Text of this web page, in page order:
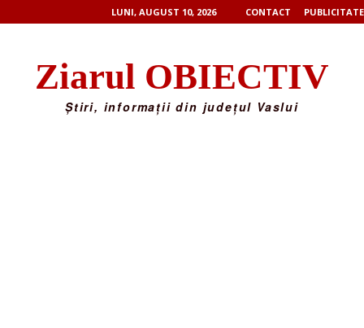
LUNI, AUGUST 10, 2026 CONTACT PUBLICITATE
Ziarul OBIECTIV
Știri, informații din județul Vaslui